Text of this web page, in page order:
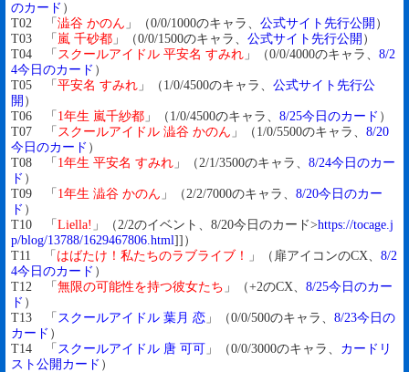
のカード ）
T02 「 澁谷 かのん 」（0/0/1000のキャラ、 公式サイト先行公開 ）
T03 「 嵐 千砂都 」（0/0/1500のキャラ、 公式サイト先行公開 ）
T04 「 スクールアイドル 平安名 すみれ 」（0/0/4000のキャラ、 8/2
4今日のカード ）
T05 「 平安名 すみれ 」（1/0/4500のキャラ、 公式サイト先行公
開 ）
T06 「 1年生 嵐千紗都 」（1/0/4500のキャラ、 8/25今日のカード ）
T07 「 スクールアイドル 澁谷 かのん 」（1/0/5500のキャラ、 8/20
今日のカード ）
T08 「 1年生 平安名 すみれ 」（2/1/3500のキャラ、 8/24今日のカー
ド ）
T09 「 1年生 澁谷 かのん 」（2/2/7000のキャラ、 8/20今日のカー
ド ）
T10 「 Liella! 」（2/2のイベント、8/20今日のカード>https://tocage.j
p/blog/13788/1629467806.html]]）
T11 「 はばたけ！私たちのラブライブ！ 」（扉アイコンのCX、 8/2
4今日のカード ）
T12 「 無限の可能性を持つ彼女たち 」（+2のCX、 8/25今日のカー
ド ）
T13 「 スクールアイドル 葉月 恋 」（0/0/500のキャラ、 8/23今日の
カード ）
T14 「 スクールアイドル 唐 可可 」（0/0/3000のキャラ、 カードリ
スト公開カード ）